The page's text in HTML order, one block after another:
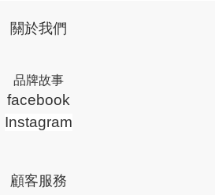
關於我們
品牌故事
facebook
Instagram
顧客服務